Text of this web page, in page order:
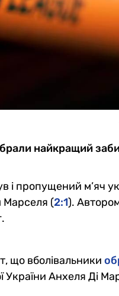
найкращий
і пропущений м’яч
Марселя (2:1).
що вболівальники
Анхеля Ді